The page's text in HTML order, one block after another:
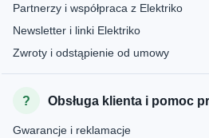
Partnerzy i współpraca z Elektriko
Newsletter i linki Elektriko
Zwroty i odstąpienie od umowy
Obsługa klienta i pomoc
Gwarancje i reklamacje